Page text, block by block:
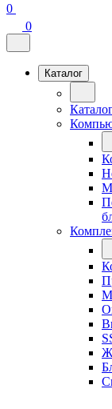
0
0
Каталог